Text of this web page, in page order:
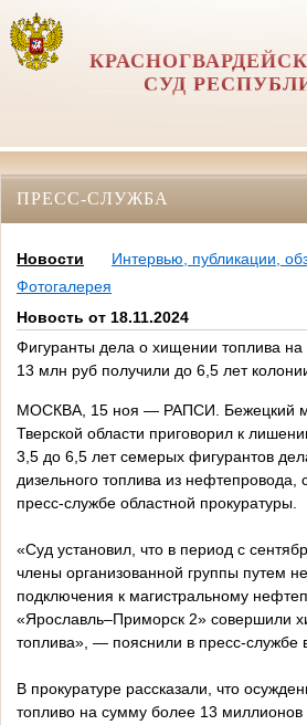
СУД
ПРЕСС-СЛУЖБА
Новости
Интервью, публикации,
Фотогалерея
Новость от 18.11.2024
Фигуранты дела о хищении топлива на
13 млн руб получили до 6,5 лет
МОСКВА, 15 ноя — РАПСИ. Бежецкий
Тверской области приговорил к
3,5 до 6,5 лет семерых фигурантов
дизельного топлива из
пресс-службе областной прокуратуры.
«Суд установил, что в период с
члены организованной группы путем
подключения к магистральному
«Ярославль–Приморск 2» совершили
топлива», — пояснили в пресс-службе
В прокуратуре рассказали, что
топливо на сумму более 13